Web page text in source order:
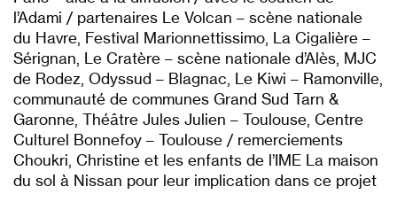
l’Adami / partenaires Le Volcan – scène nationale
du Havre, Festival Marionnettissimo, La Cigalière –
Sérignan, Le Cratère – scène nationale d’Alès, MJC
de Rodez, Odyssud – Blagnac, Le Kiwi – Ramonville,
communauté de communes Grand Sud Tarn &
Garonne, Théâtre Jules Julien – Toulouse, Centre
Culturel Bonnefoy – Toulouse / remerciements
Choukri, Christine et les enfants de l’IME La maison
du sol à Nissan pour leur implication dans ce projet